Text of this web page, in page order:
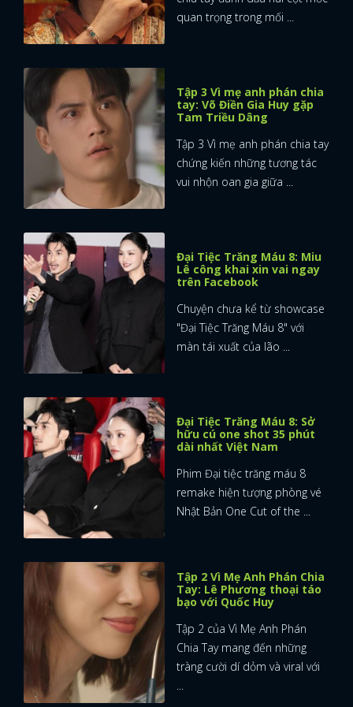
quan trọng trong mối ...
Tập 3 Vì mẹ anh phán chia
tay: Võ Điền Gia Huy gặp
Tam Triều Dâng
Tập 3 Vì mẹ anh phán chia tay
chứng kiến những tương tác
vui nhộn oan gia giữa ...
Đại Tiệc Trăng Máu 8: Miu
Lê công khai xin vai ngay
trên Facebook
Chuyện chưa kể từ showcase
"Đại Tiệc Trăng Máu 8" với
màn tái xuất của lão ...
Đại Tiệc Trăng Máu 8: Sở
hữu cú one shot 35 phút
dài nhất Việt Nam
Phim Đại tiệc trăng máu 8
remake hiện tượng phòng vé
Nhật Bản One Cut of the ...
Tập 2 Vì Mẹ Anh Phán Chia
Tay: Lê Phương thoại táo
bạo với Quốc Huy
Tập 2 của Vì Mẹ Anh Phán
Chia Tay mang đến những
tràng cười dí dỏm và viral với
...